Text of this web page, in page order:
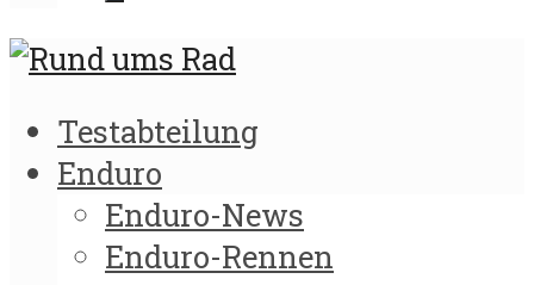
Testabteilung
Enduro
Enduro-News
Enduro-Rennen